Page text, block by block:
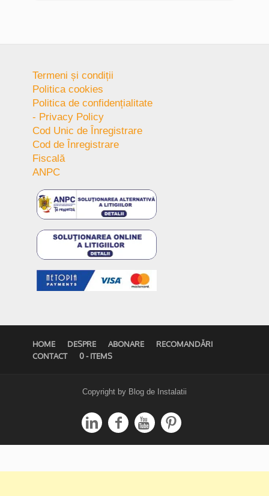
Termeni și condiții
Politica cookies
Politica de confidențialitate
- Privacy Policy
Cod Unic de Înregistrare
Cod de Înregistrare
Fiscală
ANPC
HOME DESPRE ABONARE
RECOMANDĂRI
CONTACT
0 - ITEMS
Copyright by Blog de Instalatii
   